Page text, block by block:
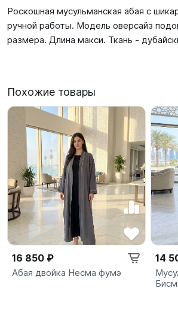
Роскошная мусульманская абая с
ручной работы. Модель оверсайз
размера. Длина макси. Ткань -
Похожие товары
16 850 ₽
Абая двойка Несма фумэ
14